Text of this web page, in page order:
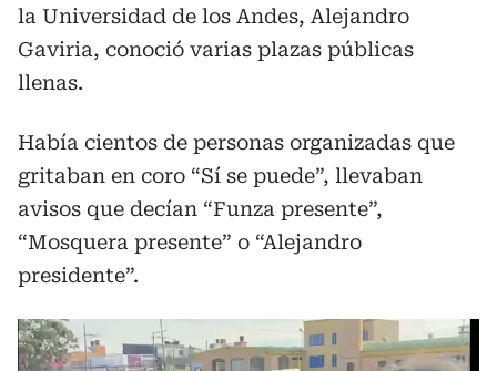
la Universidad de los Andes, Alejandro
Gaviria, conoció varias plazas públicas
llenas.
Había cientos de personas organizadas que
gritaban en coro “Sí se puede”, llevaban
avisos que decían “Funza presente”,
“Mosquera presente” o “Alejandro
presidente”.